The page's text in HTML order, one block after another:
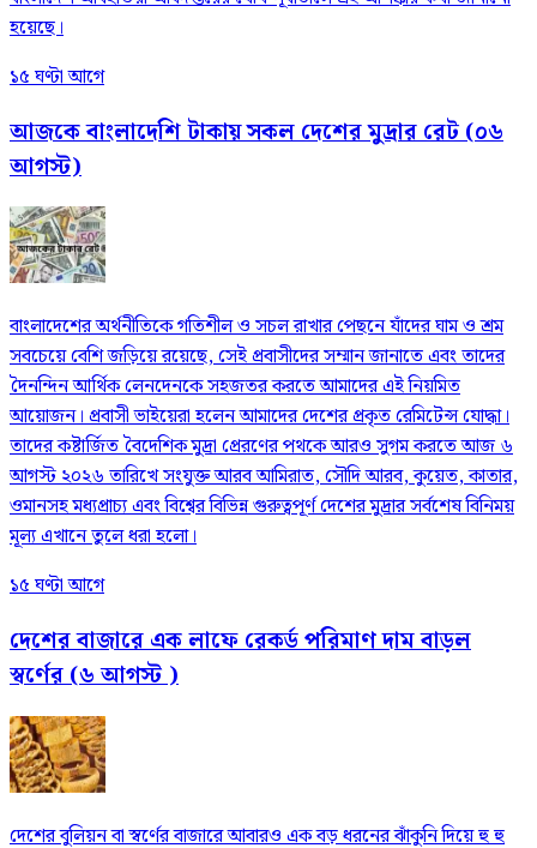
হয়েছে।
১৫ ঘণ্টা আগে
আজকে বাংলাদেশি টাকায় সকল দেশের মুদ্রার রেট (০৬
আগস্ট)
বাংলাদেশের অর্থনীতিকে গতিশীল ও সচল রাখার পেছনে যাঁদের ঘাম ও শ্রম
সবচেয়ে বেশি জড়িয়ে রয়েছে, সেই প্রবাসীদের সম্মান জানাতে এবং তাদের
দৈনন্দিন আর্থিক লেনদেনকে সহজতর করতে আমাদের এই নিয়মিত
আয়োজন। প্রবাসী ভাইয়েরা হলেন আমাদের দেশের প্রকৃত রেমিটেন্স যোদ্ধা।
তাদের কষ্টার্জিত বৈদেশিক মুদ্রা প্রেরণের পথকে আরও সুগম করতে আজ ৬
আগস্ট ২০২৬ তারিখে সংযুক্ত আরব আমিরাত, সৌদি আরব, কুয়েত, কাতার,
ওমানসহ মধ্যপ্রাচ্য এবং বিশ্বের বিভিন্ন গুরুত্বপূর্ণ দেশের মুদ্রার সর্বশেষ বিনিময়
মূল্য এখানে তুলে ধরা হলো।
১৫ ঘণ্টা আগে
দেশের বাজারে এক লাফে রেকর্ড পরিমাণ দাম বাড়ল
স্বর্ণের (৬ আগস্ট )
দেশের বুলিয়ন বা স্বর্ণের বাজারে আবারও এক বড় ধরনের ঝাঁকুনি দিয়ে হু হু